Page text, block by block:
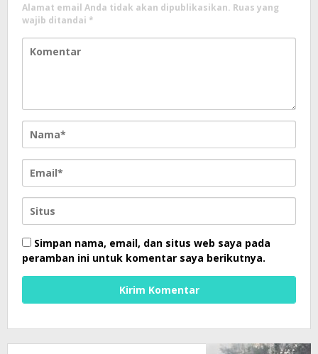
Alamat email Anda tidak akan dipublikasikan. Ruas yang
wajib ditandai *
Simpan nama, email, dan situs web saya pada
peramban ini untuk komentar saya berikutnya.